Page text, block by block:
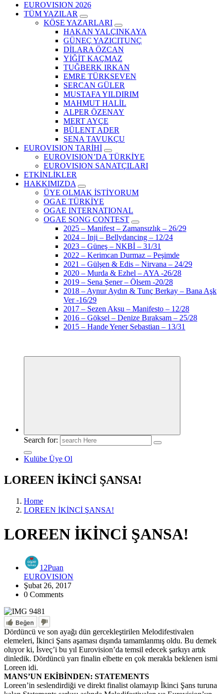
EUROVISION 2026
TÜM YAZILAR
KÖŞE YAZARLARI
HAKAN YALÇINKAYA
GÜNEÇ YAZICITUNÇ
DİLARA ÖZCAN
YİĞİT KAÇMAZ
TUĞBERK IRKAN
EMRE TÜRKSEVEN
SERCAN GÜLER
MUSTAFA YILDIRIM
MAHMUT HALİL
ALPER ÖZENAY
MERT AYÇE
BÜLENT ADER
SENA TAVUKÇU
EUROVISION TARİHİ
EUROVISION’DA TÜRKİYE
EUROVISION SANATÇILARI
ETKİNLİKLER
HAKKIMIZDA
ÜYE OLMAK İSTİYORUM
OGAE TÜRKİYE
OGAE INTERNATIONAL
OGAE SONG CONTEST
2025 – Manifest – Zamansızlık – 26/29
2024 – Inji – Bellydancing – 12/24
2023 – Güneş – NKBİ – 31/31
2022 – Kerimcan Durmaz – Peşimde
2021 – Gülşen & Edis – Nirvana – 24/29
2020 – Murda & Ezhel – AYA -26/28
2019 – Sena Şener – Ölsem -20/28
2018 – Aynur Aydın & Tunç Berkay – Bana Aşk
Ver -16/29
2017 – Sezen Aksu – Manifesto – 12/28
2016 – Göksel – Denize Bıraksam – 25/28
2015 – Hande Yener Sebastian – 13/31
Search for:
Kulübe Üye Ol
LOREEN İKİNCİ ŞANSA!
Home
LOREEN İKİNCİ ŞANSA!
LOREEN İKİNCİ ŞANSA!
12Puan
EUROVISION
Şubat 26, 2017
0 Comments
Beğen
Dördüncü ve son ayağı dün gercekleştirilen Melodifestivalen
elemeleri, İkinci Şans aşaması dışında tamamlanmış oldu. Bu demek
oluyor ki, İsveç’i bu yıl Eurovision’da temsil edecek şarkıyı artık
dinledik. Dördüncü yarı finalin elbette en çok merakla beklenen ismi
Loreen idi.
MANS’UN EKİBİNDEN: STATEMENTS
Loreen’in seslendirdiği ve direkt finalist olamayıp İkinci Şans turuna